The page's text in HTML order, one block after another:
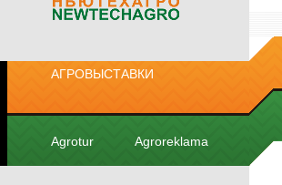
АГРОВЫСТАВКИ
Agrotur Agroreklama